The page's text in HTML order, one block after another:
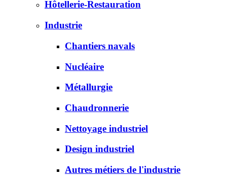
Hôtellerie-Restauration
Industrie
Chantiers navals
Nucléaire
Métallurgie
Chaudronnerie
Nettoyage industriel
Design industriel
Autres métiers de l'industrie